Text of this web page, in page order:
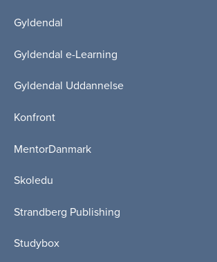
Gyldendal
Gyldendal e-Learning
Gyldendal Uddannelse
Konfront
MentorDanmark
Skoledu
Strandberg Publishing
Studybox